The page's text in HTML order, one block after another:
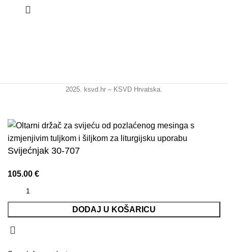
2025. ksvd.hr – KSVD Hrvatska.
Svijećnjak 30-707
105.00 €
DODAJ U KOŠARICU